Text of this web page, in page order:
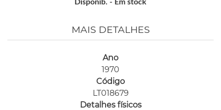
Disponib. - Em stock
MAIS DETALHES
Ano
1970
Código
LT018679
Detalhes físicos